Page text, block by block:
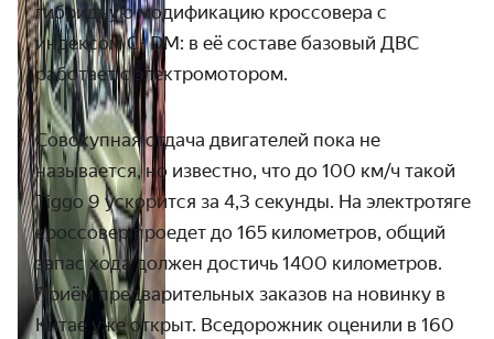
гибридную модификацию кроссовера с
индексом C- DM: в её составе базовый ДВС
работает с электромотором.
Совокупная отдача двигателей пока не
называется, но известно, что до 100 км/ч такой
Tiggo 9 ускорится за 4,3 секунды. На электротяге
кроссовер проедет до 165 километров, общий
запас хода должен достичь 1400 километров.
Приём предварительных заказов на новинку в
Китае уже открыт. Вседорожник оценили в 160